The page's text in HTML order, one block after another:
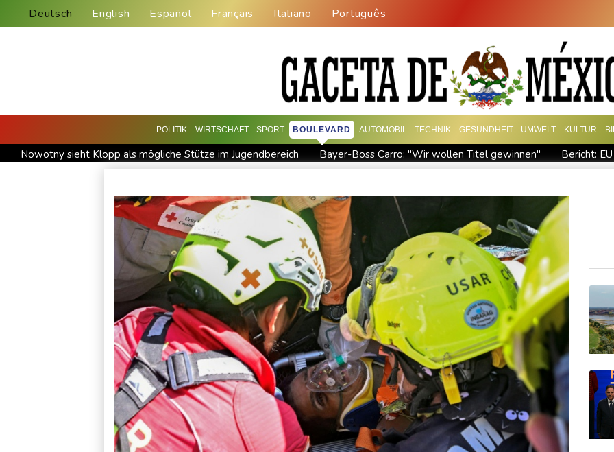
Deutsch English Español Français Italiano Português
POLITIK WIRTSCHAFT SPORT BOULEVARD AUTOMOBIL TECHNIK GESUNDHEIT UMWELT KULTUR
Nowotny sieht Klopp als mögliche Stütze im Jugendbereich Bayer-Boss Carro: "Wir wollen Titel gewinnen"
Bericht:
Kolumbien: Neuer Präsident kündigt "unermüdlichen" Kampf gegen Drogengewalt an
BUND kritisiert Lockerung von
Trump spricht nach Ballsaal-Urteil von "nationaler Schande"
Abholzung im Amazonas auf niedrigstem Stand seit einem
Frei: Über Beteiligung an AfD-Regierung entscheidet nicht CDU in Sachsen-Anhalt